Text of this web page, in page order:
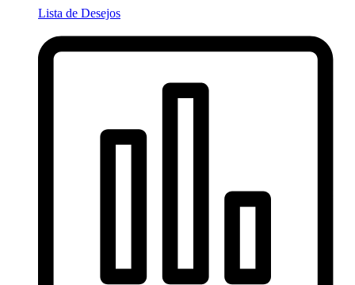
Lista de Desejos